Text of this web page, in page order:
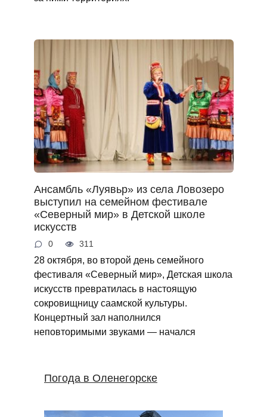
Ансамбль «Луявьр» из села Ловозеро
выступил на семейном фестивале
«Северный мир» в Детской школе
искусств
0 311
28 октября, во второй день семейного
фестиваля «Северный мир», Детская школа
искусств превратилась в настоящую
сокровищницу саамской культуры.
Концертный зал наполнился
неповторимыми звуками — начался
Погода в Оленегорске